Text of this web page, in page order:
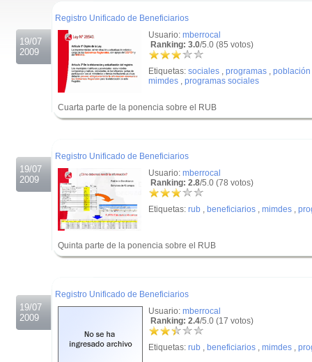
19/07
2009
Registro Unificado de Beneficiarios
Usuario: mberrocal
Ranking: 3.0/5.0 (85 votos)
Etiquetas: sociales , programas , población
mimdes , programas sociales
Cuarta parte de la ponencia sobre el RUB
19/07
2009
Registro Unificado de Beneficiarios
Usuario: mberrocal
Ranking: 2.8/5.0 (78 votos)
Etiquetas: rub , beneficiarios , mimdes ,
Quinta parte de la ponencia sobre el RUB
19/07
2009
Registro Unificado de Beneficiarios
Usuario: mberrocal
Ranking: 2.4/5.0 (17 votos)
Etiquetas: rub , beneficiarios , mimdes ,